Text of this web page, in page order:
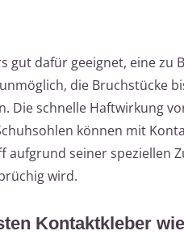
dafür geeignet, eine zu
die Bruchstücke
Die schnelle Haftwirkung
können mit
aufgrund seiner speziellen
wird.
Kontaktkleber